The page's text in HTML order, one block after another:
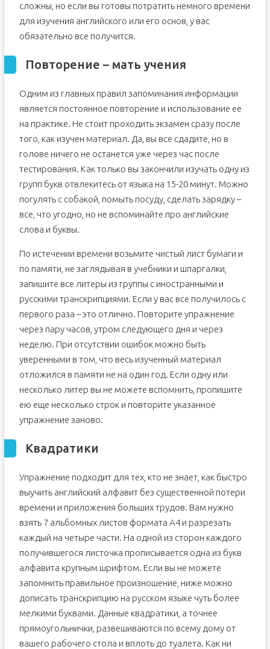
сложны, но если вы готовы потратить немного времени
для изучения английского или его основ, у вас
обязательно все получится.
Повторение – мать учения
Одним из главных правил запоминания информации
является постоянное повторение и использование ее
на практике. Не стоит проходить экзамен сразу после
того, как изучен материал. Да, вы все сдадите, но в
голове ничего не останется уже через час после
тестирования. Как только вы закончили изучать одну из
групп букв отвлекитесь от языка на 15-20 минут. Можно
погулять с собакой, помыть посуду, сделать зарядку –
все, что угодно, но не вспоминайте про английские
слова и буквы.
По истечении времени возьмите чистый лист бумаги и
по памяти, не заглядывая в учебники и шпаргалки,
запишите все литеры из группы с иностранными и
русскими транскрипциями. Если у вас все получилось с
первого раза – это отлично. Повторите упражнение
через пару часов, утром следующего дня и через
неделю. При отсутствии ошибок можно быть
уверенными в том, что весь изученный материал
отложился в памяти не на один год. Если одну или
несколько литер вы не можете вспомнить, пропишите
ею еще несколько строк и повторите указанное
упражнение заново.
Квадратики
Упражнение подходит для тех, кто не знает, как быстро
выучить английский алфавит без существенной потери
времени и приложения больших трудов. Вам нужно
взять 7 альбомных листов формата А4 и разрезать
каждый на четыре части. На одной из сторон каждого
получившегося листочка прописывается одна из букв
алфавита крупным шрифтом. Если вы не можете
запомнить правильное произношение, ниже можно
дописать транскрипцию на русском языке чуть более
мелкими буквами. Данные квадратики, а точнее
прямоугольнички, развешиваются по всему дому от
вашего рабочего стола и вплоть до туалета. Как ни